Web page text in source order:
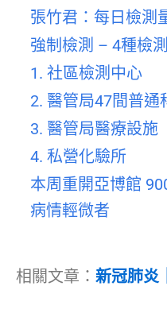
張竹君：每日檢測
強制檢測 – 4種檢
1. 社區檢測中心
2. 醫管局47間普通
3. 醫管局醫療設施
4. 私營化驗所
本周重開亞博館
病情輕微者
相關文章： 新冠肺炎